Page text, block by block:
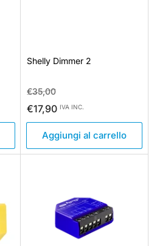
Shelly Dimmer 2
Prezzo
standard
€35,00Prezzo
di
€17,90 IVA INC.
Aggiungi al carrello